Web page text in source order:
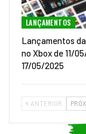
LANÇAMENTOS
Lançamentos
no Xbox de 11/
17/05/2025
ANTERIOR